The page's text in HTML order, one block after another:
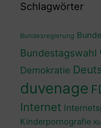
Schlagwörter
Bundesregierung
Bundestagswahl
Demokratie
duvenage
Internet
Kinderpornografie